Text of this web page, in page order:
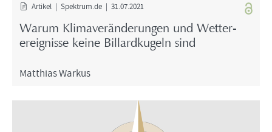
Ar­ti­kel | Spek­trum.de | 31.07.2021
Warum Kli­ma­ver­än­de­run­gen und Wet­ter­
ereig­nis­se keine Bil­lard­ku­geln sind
Mat­thi­as War­kus